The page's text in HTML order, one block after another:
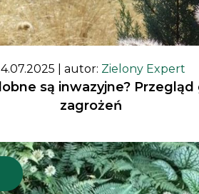
| autor: Zielony Expert
są inwazyjne?
zagrożeń